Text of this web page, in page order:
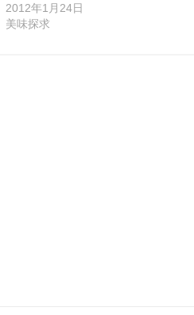
2012年1月24日
美味探求